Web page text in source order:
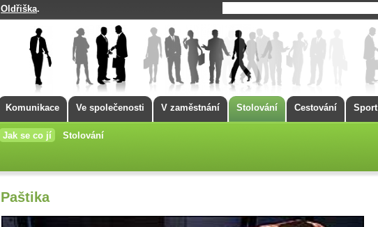
Oldřiška.
Komunikace Ve společenosti V zaměstnání Stolování Cestování Sport
Jak se co jí Stolování
Paštika